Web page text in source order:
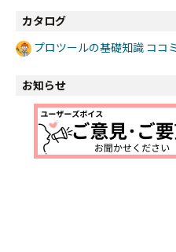
カタログ
プロツールの基礎知識 ココ
お知らせ